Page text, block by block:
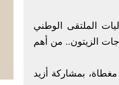
الملتقى الوطني
الزيتون.. من أهم
على مساحة هكتارين، و4000 متر مربع مغطاة، بمشاركة أزيد